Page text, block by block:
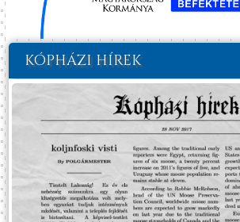
KÓPHÁZI HÍREK